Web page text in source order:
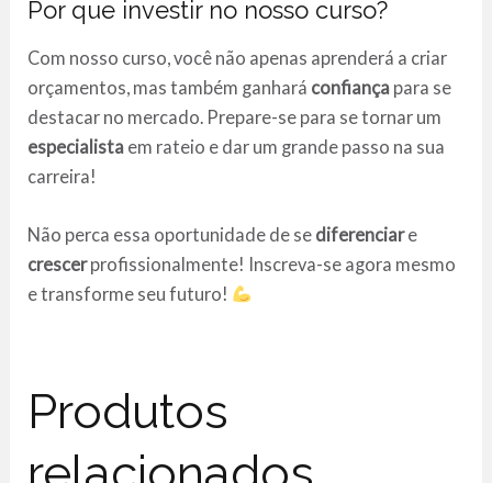
Por que investir no nosso curso?
Com nosso curso, você não apenas aprenderá a criar
orçamentos, mas também ganhará confiança para se
destacar no mercado. Prepare-se para se tornar um
especialista em rateio e dar um grande passo na sua
carreira!
Não perca essa oportunidade de se diferenciare
crescerprofissionalmente! Inscreva-se agora mesmo
e transforme seu futuro!
Produtos